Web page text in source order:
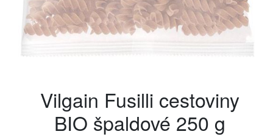
Vilgain Fusilli cestoviny
BIO špaldové 250 g